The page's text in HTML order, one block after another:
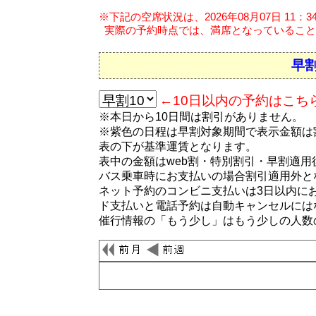
※下記の空席状況は、2026年08月07日 11：
実際の予約時点では、満席となっているこ
早
←10日以内の予約はこち
※本日から10日間は割引がありません。
※紫色の日程は早割対象期間で表示金額
表の下が基準運賃となります。
表中の金額はweb割・特別割引・早割適
バス乗車時にお支払いの場合割引適用外
ネット予約のコンビニ支払いは3日以内に
ド支払いと電話予約は自動キャンセルに
催行情報の「もう少し」はもう少しの人